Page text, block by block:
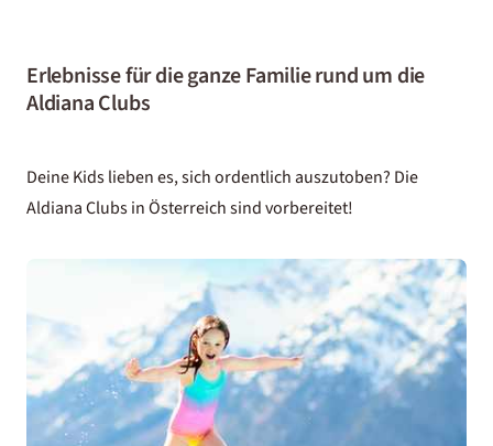
Erlebnisse für die ganze Familie rund um die
Aldiana Clubs
Deine Kids lieben es, sich ordentlich auszutoben? Die
Aldiana Clubs in Österreich sind vorbereitet!